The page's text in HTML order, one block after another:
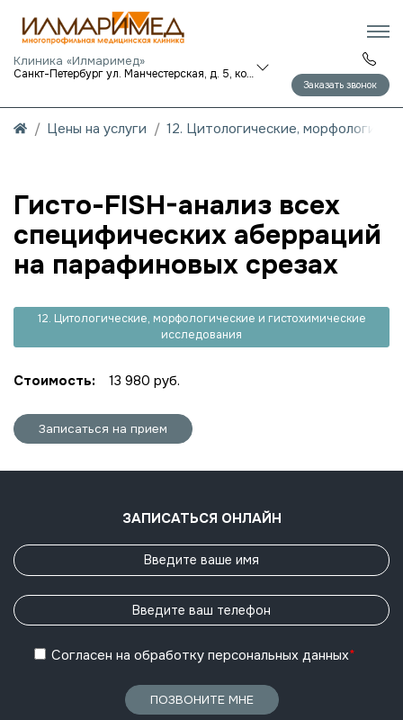
Клиника «Илмаримед»
Санкт-Петербург ул. Манчестерская, д. 5, корп. 1
Заказать звонок
Цены на услуги 12. Цитологические,
Гисто-FISH-анализ всех
специфических аберраций
на парафиновых срезах
12. Цитологические, морфологические и гистохимические
исследования
Стоимость: 13 980 руб.
Записаться на прием
ЗАПИСАТЬСЯ ОНЛАЙН
Согласен на обработку персональных данных*
ПОЗВОНИТЕ МНЕ